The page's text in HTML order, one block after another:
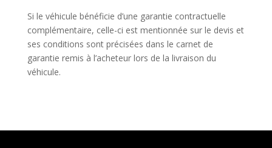
Si le véhicule bénéficie d’une garantie contractuelle
complémentaire, celle-ci est mentionnée sur le devis et
ses conditions sont précisées dans le carnet de
garantie remis à l’acheteur lors de la livraison du
véhicule.